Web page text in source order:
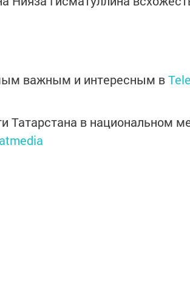
важным и интересным в
Татарстана в национальном